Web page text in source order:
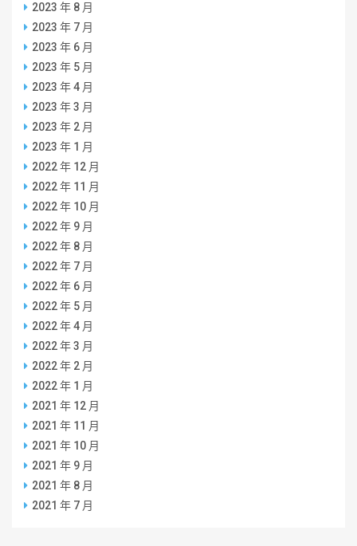
2023 年 8 月
2023 年 7 月
2023 年 6 月
2023 年 5 月
2023 年 4 月
2023 年 3 月
2023 年 2 月
2023 年 1 月
2022 年 12 月
2022 年 11 月
2022 年 10 月
2022 年 9 月
2022 年 8 月
2022 年 7 月
2022 年 6 月
2022 年 5 月
2022 年 4 月
2022 年 3 月
2022 年 2 月
2022 年 1 月
2021 年 12 月
2021 年 11 月
2021 年 10 月
2021 年 9 月
2021 年 8 月
2021 年 7 月